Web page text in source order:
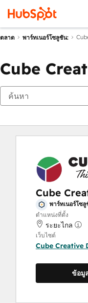
ตลาด พาร์ทเนอร์โซลูชัน:
Cube
Cube
พาร์ทเนอร์โซ
ตำแหน่งที่ตั้ง
ระยะไกล
เว็บไซต์
Cube Creative
ข้อมู